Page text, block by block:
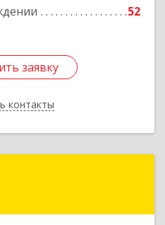
52
заявку
контакты
Подробнее
заявку